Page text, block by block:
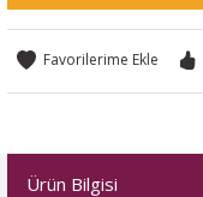
Ürün Bilgisi